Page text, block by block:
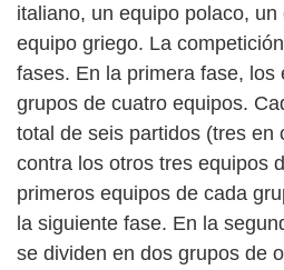
italiano, un equipo polaco,
equipo griego. La
fases. En la primera fase, los
grupos de cuatro equipos.
total de seis partidos (tres en
contra los otros tres equipos
primeros equipos de cada
la siguiente fase. En la
se dividen en dos grupos de